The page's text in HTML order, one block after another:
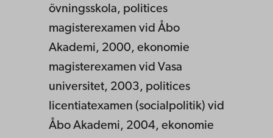
övningsskola, politices
magisterexamen vid Åbo
Akademi, 2000, ekonomie
magisterexamen vid Vasa
universitet, 2003, politices
licentiatexamen (socialpolitik) vid
Åbo Akademi, 2004, ekonomie